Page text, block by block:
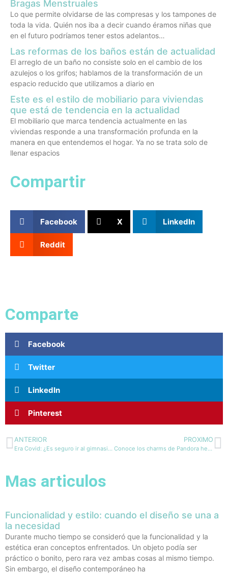
Bragas Menstruales
Lo que permite olvidarse de las compresas y los tampones de
toda la vida. Quién nos iba a decir cuando éramos niñas que
en el futuro podríamos tener estos adelantos…
Las reformas de los baños están de actualidad
El arreglo de un baño no consiste solo en el cambio de los
azulejos o los grifos; hablamos de la transformación de un
espacio reducido que utilizamos a diario en
Este es el estilo de mobiliario para viviendas
que está de tendencia en la actualidad
El mobiliario que marca tendencia actualmente en las
viviendas responde a una transformación profunda en la
manera en que entendemos el hogar. Ya no se trata solo de
llenar espacios
Compartir
Facebook X LinkedIn
Reddit
Comparte
Facebook
Twitter
LinkedIn
Pinterest
ANTERIOR
Era Covid: ¿Es seguro ir al gimnasio?
PROXIMO
Conoce los charms de Pandora hechos para las fanáticas del cine
Mas articulos
Funcionalidad y estilo: cuando el diseño se una a
la necesidad
Durante mucho tiempo se consideró que la funcionalidad y la
estética eran conceptos enfrentados. Un objeto podía ser
práctico o bonito, pero rara vez ambas cosas al mismo tiempo.
Sin embargo, el diseño contemporáneo ha